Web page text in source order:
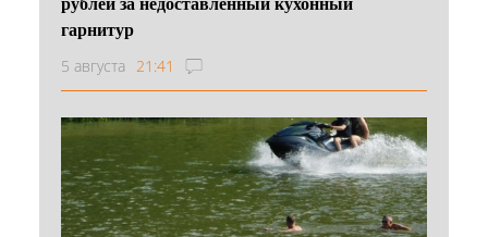
гарнитур
5 августа 21:41